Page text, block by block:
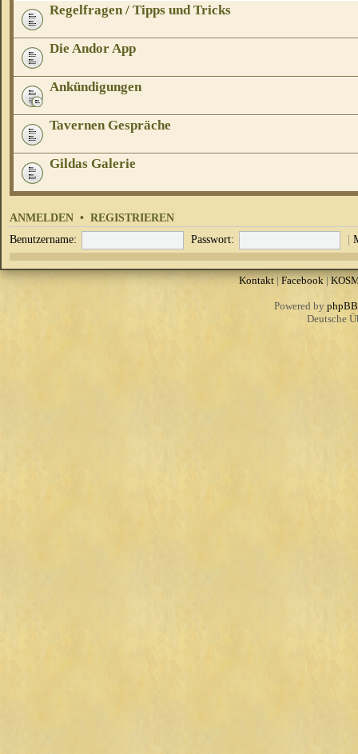
Regelfragen / Tipps und Tricks
Die Andor App
Ankündigungen
Tavernen Gespräche
Gildas Galerie
ANMELDEN • REGISTRIEREN
Benutzername: Passwort: |
Kontakt| Facebook|
Powered by phpBB
Deutsche